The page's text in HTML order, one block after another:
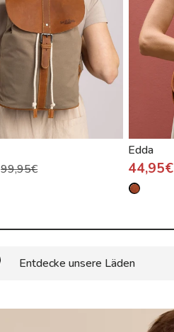
99,95€
Edda
44,95€
Entdecke unsere Läden